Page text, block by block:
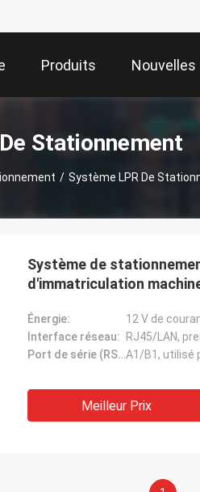
Produits Nouvelles
Stationnement
/ Système LPR De
Système de
d'immatriculation
Énergie:
Interface réseau:
RJ45/LAN,
Port de série (RS485):
Meilleur Prix